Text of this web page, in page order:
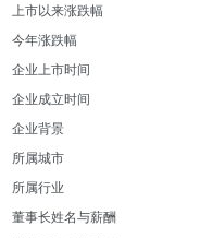
上市以来涨跌幅
今年涨跌幅
企业上市时间
企业成立时间
企业背景
所属城市
所属行业
董事长姓名与薪酬